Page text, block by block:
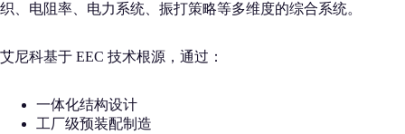
织、电阻率、电力系统、振打策略等多维度的综合系统。
艾尼科基于 EEC 技术根源，通过：
一体化结构设计
工厂级预装配制造